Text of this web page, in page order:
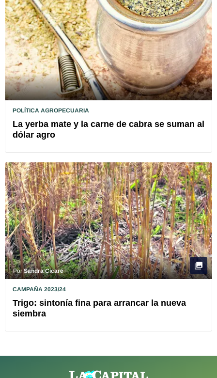
POLÍTICA AGROPECUARIA
La yerba mate y la carne de cabra se suman al
dólar agro
PorSandra Cicaré
CAMPAÑA 2023/24
Trigo: sintonía fina para arrancar la nueva
siembra